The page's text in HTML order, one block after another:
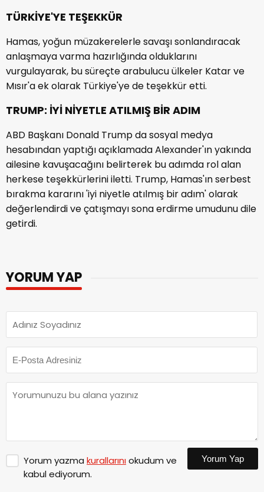
TÜRKİYE'YE TEŞEKKÜR
Hamas, yoğun müzakerelerle savaşı sonlandıracak
anlaşmaya varma hazırlığında olduklarını
vurgulayarak, bu süreçte arabulucu ülkeler Katar ve
Mısır'a ek olarak Türkiye'ye de teşekkür etti.
TRUMP: İYİ NİYETLE ATILMIŞ BİR ADIM
ABD Başkanı Donald Trump da sosyal medya
hesabından yaptığı açıklamada Alexander'ın yakında
ailesine kavuşacağını belirterek bu adımda rol alan
herkese teşekkürlerini iletti. Trump, Hamas'ın serbest
bırakma kararını 'iyi niyetle atılmış bir adım' olarak
değerlendirdi ve çatışmayı sona erdirme umudunu dile
getirdi.
YORUM YAP
Yorum yazma kurallarınıokudum ve
kabul ediyorum.
Yorum Yap